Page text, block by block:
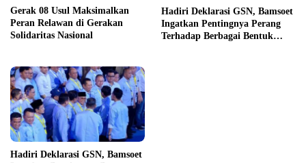
Gerak 08 Usul Maksimalkan
Peran Relawan di Gerakan
Solidaritas Nasional
Hadiri Deklarasi GSN, Bamsoet
Ingatkan Pentingnya Perang
Terhadap Berbagai Bentuk
Hadiri Deklarasi GSN, Bamsoet